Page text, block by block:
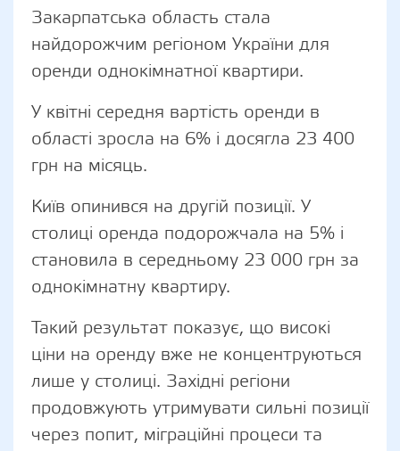
Закарпатська область стала
найдорожчим регіоном України для
оренди однокімнатної квартири.
У квітні середня вартість оренди в
області зросла на 6% і досягла 23 400
грн на місяць.
Київ опинився на другій позиції. У
столиці оренда подорожчала на 5% і
становила в середньому 23 000 грн за
однокімнатну квартиру.
Такий результат показує, що високі
ціни на оренду вже не концентруються
лише у столиці. Західні регіони
продовжують утримувати сильні позиції
через попит, міграційні процеси та